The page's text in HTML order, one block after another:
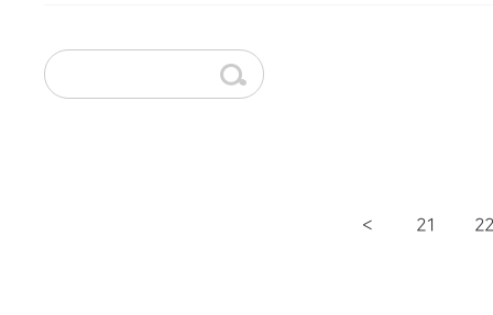
< 21 22